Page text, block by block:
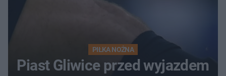
PIŁKA NOŻNA
Piast Gliwice przed wyjazdem